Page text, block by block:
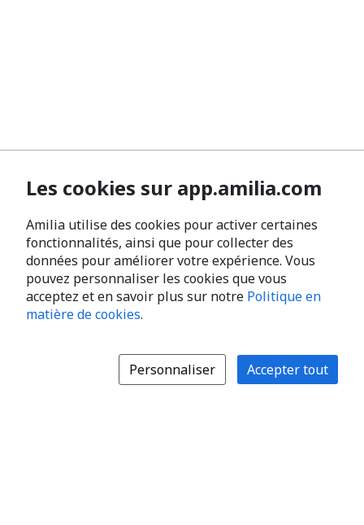
Les cookies sur app.amilia.com
Amilia utilise des cookies pour activer certaines
fonctionnalités, ainsi que pour collecter des
données pour améliorer votre expérience. Vous
pouvez personnaliser les cookies que vous
acceptez et en savoir plus sur notre Politique en
matière de cookies.
Personnaliser Accepter tout